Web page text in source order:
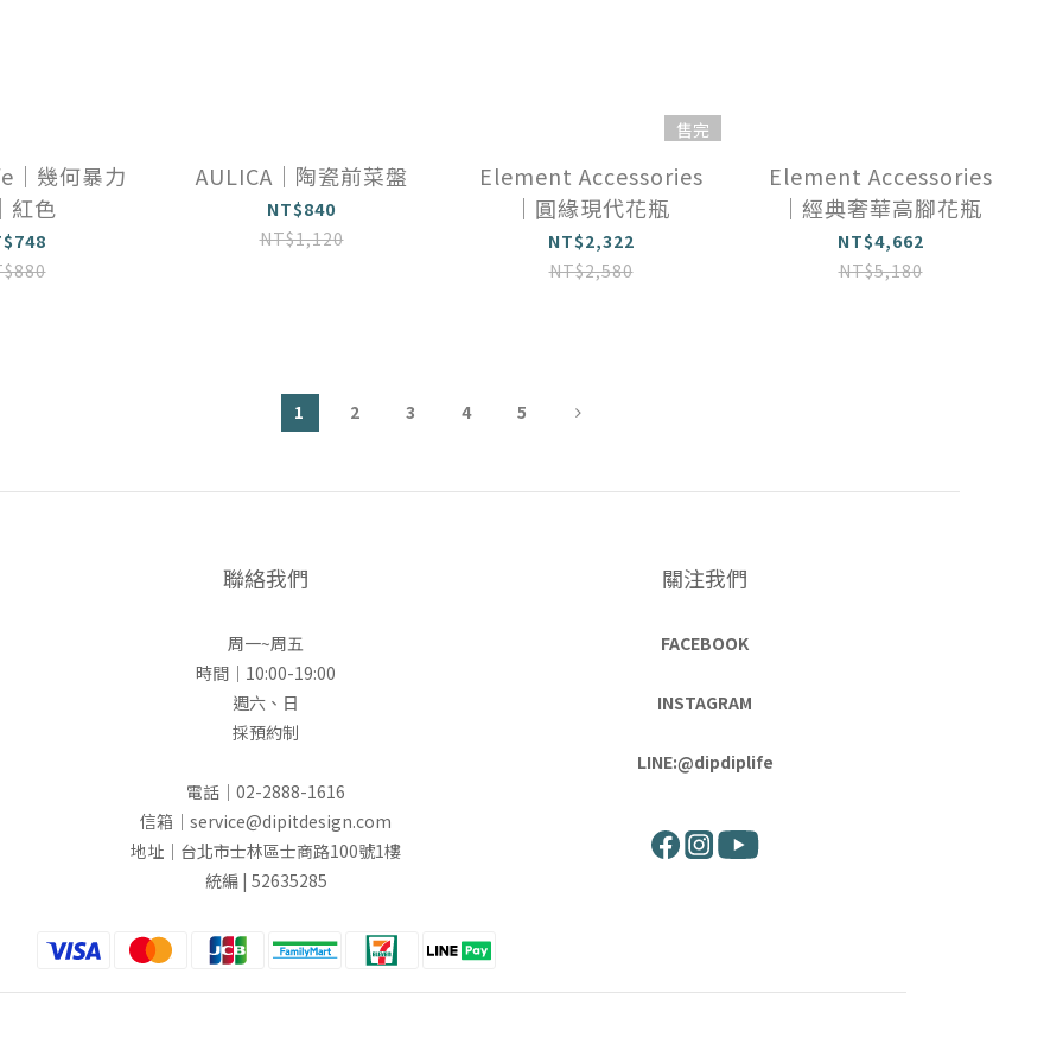
｜幾何暴力
紅色
AULICA｜陶瓷前菜盤
NT$840
NT$1,120
售完
Element Accessories
｜圓緣現代花瓶
NT$2,322
NT$2,580
Element Accessories
｜經典奢華高腳花瓶
NT$4,662
NT$5,180
1 2 3 4 5
聯絡我們
周一~周五
時間｜10:00-19:00
週六、日
採預約制
電話｜02-2888-1616
信箱｜service@dipitdesign.com
地址｜台北市士林區士商路100號1樓
統編 | 52635285
關注我們
FACEBOOK
INSTAGRAM
LINE:@dipdiplife